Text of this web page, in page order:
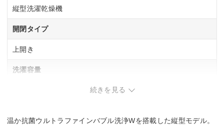
縦型洗濯乾燥機
開閉タイプ
上開き
洗濯容量
続きを見る
温か抗菌ウルトラファインバブル洗浄Wを搭載した縦型モデル。